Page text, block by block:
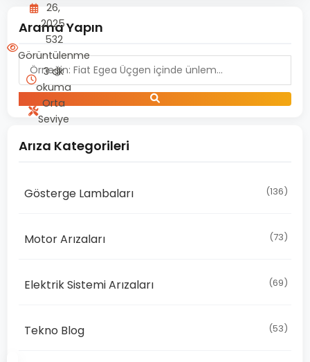
26,
2025
532
Görüntülenme
3 dk
okuma
Orta
Seviye
Arama Yapın
Arıza Kategorileri
Gösterge Lambaları (136)
Motor Arızaları (73)
Elektrik Sistemi Arızaları (69)
Tekno Blog (53)